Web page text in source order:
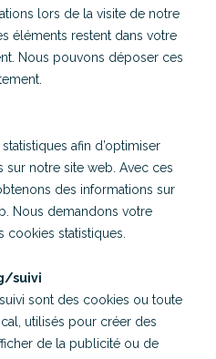
lors de la visite de notre
éléments restent dans votre
Nous pouvons déposer ces
afin d’optimiser
sur notre site web. Avec ces
des informations sur
Nous demandons votre
statistiques.
suivi
sont des cookies ou toute
utilisés pour créer des
de la publicité ou de